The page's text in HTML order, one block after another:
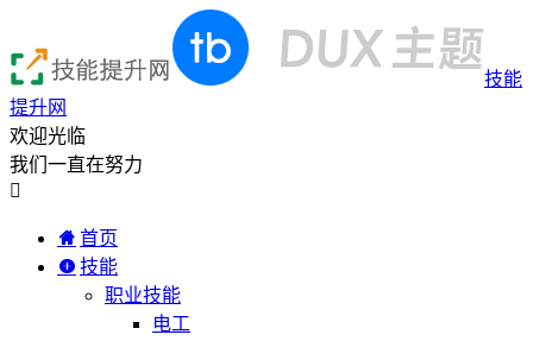
技能
提升网
欢迎光临
我们一直在努力

首页
技能
职业技能
电工